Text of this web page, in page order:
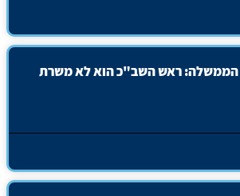
הממשלה: ראש השב"כ הוא לא משרת